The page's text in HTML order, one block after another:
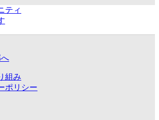
ティ
組み
ポリシー